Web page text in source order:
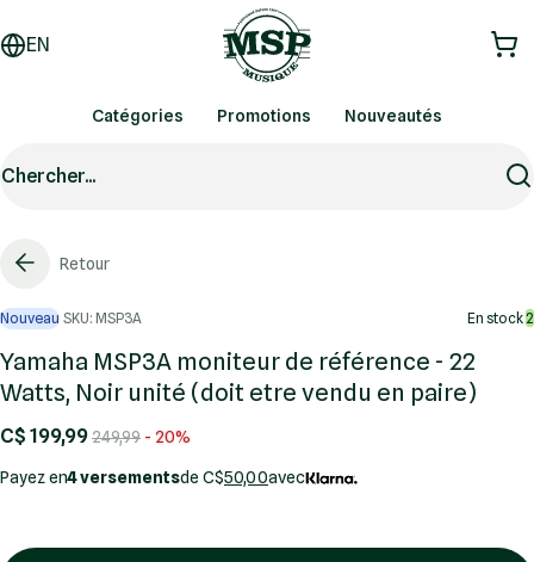
EN
Catégories Promotions Nouveautés
Chercher...
Retour
Nouveau SKU: MSP3A En stock2
Yamaha MSP3A moniteur de référence - 22
Watts, Noir unité (doit etre vendu en paire)
C$ 199,99249,99 - 20%
Payez en4 versementsde C$50,00avec